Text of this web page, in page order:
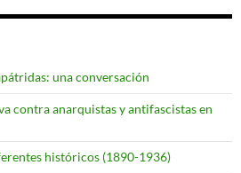
una conversación
contra anarquistas y antifascistas en
históricos (1890-1936)